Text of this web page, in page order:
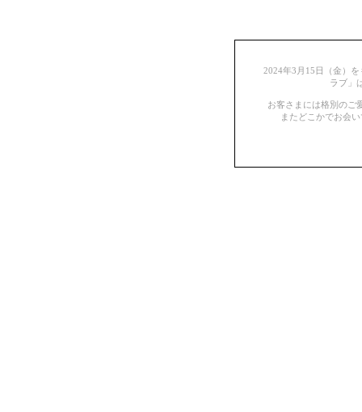
2024年3月15日（金）
ラブ」
お客さまには格別のご
またどこかでお会